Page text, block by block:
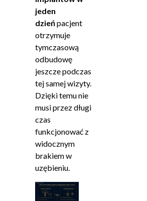
jeden
dzieńpacjent
otrzymuje
tymczasową
odbudowę
jeszcze podczas
tej samej wizyty.
Dzięki temu nie
musi przez długi
czas
funkcjonować z
widocznym
brakiem w
uzębieniu.